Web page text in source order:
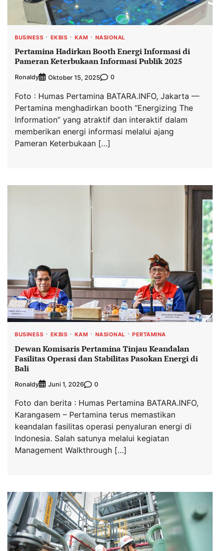
BUSINESS EKBIS KAM NASIONAL
Pertamina Hadirkan Booth Energi Informasi di
Pameran Keterbukaan Informasi Publik 2025
Ronaldy Oktober 15, 2025 0
Foto : Humas Pertamina BATARA.INFO, Jakarta —
Pertamina menghadirkan booth “Energizing The
Information” yang atraktif dan interaktif dalam
memberikan energi informasi melalui ajang
Pameran Keterbukaan […]
BUSINESS EKBIS KAM NASIONAL PERTAMINA
Dewan Komisaris Pertamina Tinjau Keandalan
Fasilitas Operasi dan Stabilitas Pasokan Energi di
Bali
Ronaldy Juni 1, 2026 0
Foto dan berita : Humas Pertamina BATARA.INFO,
Karangasem – Pertamina terus memastikan
keandalan fasilitas operasi penyaluran energi di
Indonesia. Salah satunya melalui kegiatan
Management Walkthrough […]